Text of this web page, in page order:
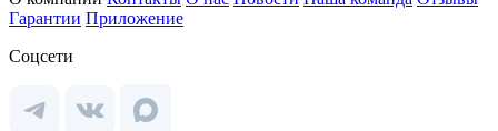
Гарантии Приложение
Соцсети